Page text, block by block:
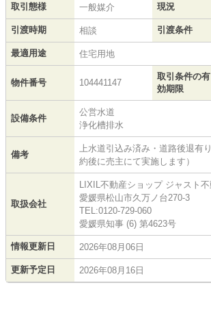
取引態様 一般媒介 現況
引渡時期 相談 引渡条件
最適用途 住宅用地
物件番号 104441147
取引条件の有
効期限
設備条件
公営水道
浄化槽排水
備考
上水道引込み済み・道路後退有
約後に売主にて実施します）
取扱会社
LIXIL不動産ショップ ジャスト
愛媛県松山市久万ノ台270-3
TEL:0120-729-060
愛媛県知事 (6) 第4623号
情報更新日 2026年08月06日
更新予定日 2026年08月16日